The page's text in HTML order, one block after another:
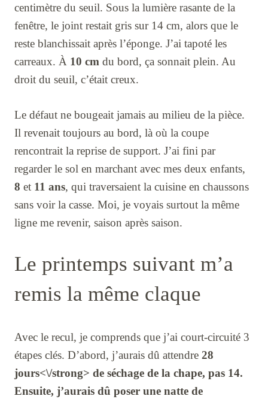
centimètre du seuil. Sous la lumière rasante de la
fenêtre, le joint restait gris sur 14 cm, alors que le
reste blanchissait après l’éponge. J’ai tapoté les
carreaux. À 10 cm du bord, ça sonnait plein. Au
droit du seuil, c’était creux.
Le défaut ne bougeait jamais au milieu de la pièce.
Il revenait toujours au bord, là où la coupe
rencontrait la reprise de support. J’ai fini par
regarder le sol en marchant avec mes deux enfants,
8 et 11 ans, qui traversaient la cuisine en chaussons
sans voir la casse. Moi, je voyais surtout la même
ligne me revenir, saison après saison.
Le printemps suivant m’a
remis la même claque
Avec le recul, je comprends que j’ai court-circuité 3
étapes clés. D’abord, j’aurais dû attendre 28
jours<\/strong> de séchage de la chape, pas 14.
Ensuite, j’aurais dû poser une natte de